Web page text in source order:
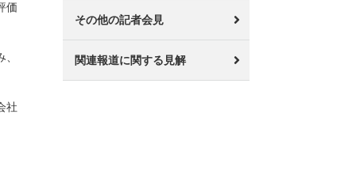
価
社
その他の記者会見
関連報道に関する見解